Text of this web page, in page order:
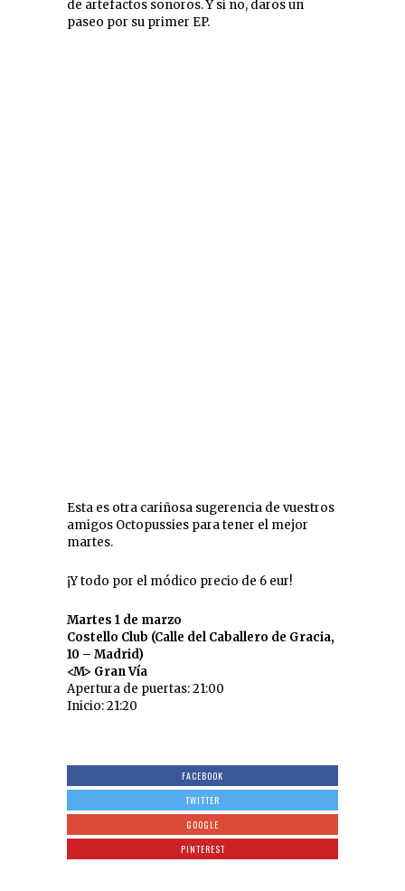
de artefactos sonoros. Y si no, daros un
paseo por su primer EP.
Esta es otra cariñosa sugerencia de vuestros
amigos Octopussies para tener el mejor
martes.
¡Y todo por el módico precio de 6 eur!
Martes 1 de marzo
Costello Club (Calle del Caballero de Gracia,
10 – Madrid)
<M> Gran Vía
Apertura de puertas: 21:00
Inicio: 21:20
FACEBOOK
TWITTER
GOOGLE
PINTEREST